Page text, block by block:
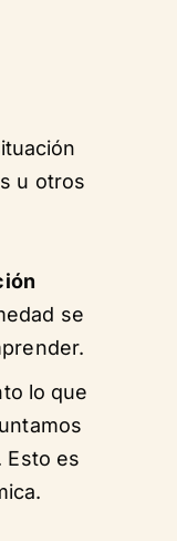
u otros
se
lo que
Esto es